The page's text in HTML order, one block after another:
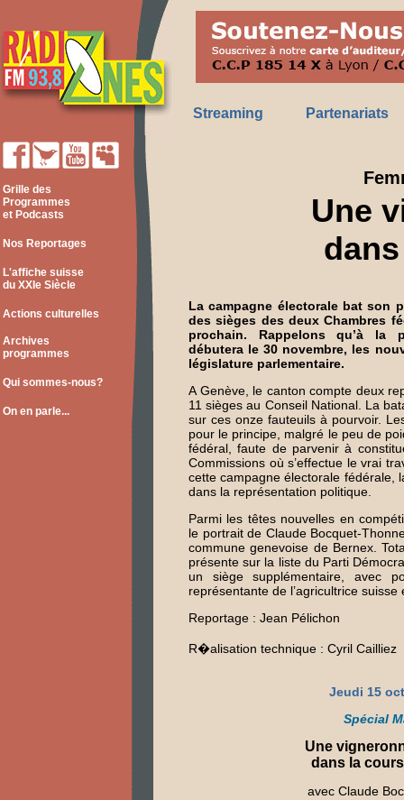
Streaming Partenariats
Grille des
Programmes
et Podcasts
Nos Reportages
L'affiche suisse
du XXIe Siècle
Actions culturelles
Archives
programmes
Qui sommes-nous?
On en parle...
Une
La campagne électorale bat son
des sièges des deux Chambres
prochain. Rappelons qu’à la
débutera le 30 novembre, les
législature parlementaire.
A Genève, le canton compte deux
11 sièges au Conseil National. La
sur ces onze fauteuils à pourvoir.
pour le principe, malgré le peu de
fédéral, faute de parvenir à
Commissions où s’effectue le vrai
cette campagne électorale fédérale,
dans la représentation politique.
Parmi les têtes nouvelles en
le portrait de Claude Bocquet-
commune genevoise de Bernex.
présente sur la liste du Parti
un siège supplémentaire, avec
représentante de l’agricultrice
Reportage : Jean Pélichon
R�alisation technique : Cyril Cailliez
Jeudi 15
Spécial
Une
dans la
avec Claude